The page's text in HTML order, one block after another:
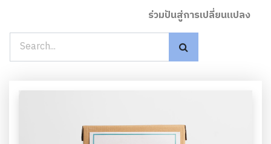
ร่วมปันสู่การเปลี่ยนแปลง